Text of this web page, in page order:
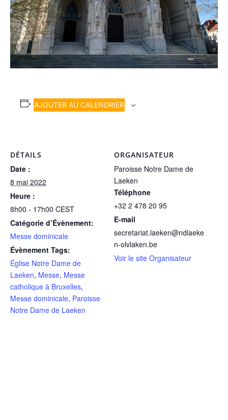
AJOUTER AU CALENDRIER
DÉTAILS
Date :
8 mai 2022
Heure :
8h00 - 17h00 CEST
Catégorie d’Évènement:
Messe dominicale
Évènement Tags:
Église Notre Dame de
Laeken, Messe, Messe
catholique à Bruxelles,
Messe dominicale, Paroisse
Notre Dame de Laeken
ORGANISATEUR
Paroisse Notre Dame de
Laeken
Téléphone
+32 2 478 20 95
E-mail
secretariat.laeken@ndlaeke
n-olvlaken.be
Voir le site Organisateur